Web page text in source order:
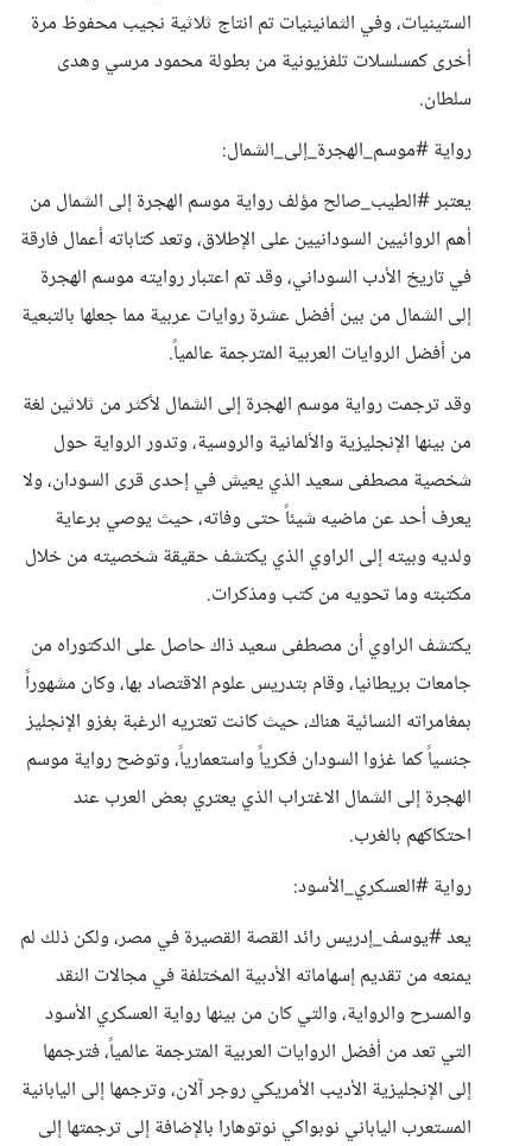
الستينيات، وفي الثمانينيات تم انتاج ثلاثية نجيب محفوظ مرة
أخرى كمسلسلات تلفزيونية من بطولة محمود مرسي وهدى
سلطان.
رواية #موسم_الهجرة_إلى_الشمال:
يعتبر #الطيب_صالح مؤلف رواية موسم الهجرة إلى الشمال من
أهم الروائيين السودانيين على الإطلاق، وتعد كتاباته أعمال فارقة
في تاريخ الأدب السوداني، وقد تم اعتبار روايته موسم الهجرة
إلى الشمال من بين أفضل عشرة روايات عربية مما جعلها بالتبعية
من أفضل الروايات العربية المترجمة عالمياً.
وقد ترجمت رواية موسم الهجرة إلى الشمال لأكثر من ثلاثين لغة
من بينها الإنجليزية والألمانية والروسية، وتدور الرواية حول
شخصية مصطفى سعيد الذي يعيش في إحدى قرى السودان، ولا
يعرف أحد عن ماضيه شيئاً حتى وفاته، حيث يوصي برعاية
ولديه وبيته إلى الراوي الذي يكتشف حقيقة شخصيته من خلال
مكتبته وما تحويه من كتب ومذكرات.
يكتشف الراوي أن مصطفى سعيد ذاك حاصل على الدكتوراه من
جامعات بريطانيا، وقام بتدريس علوم الاقتصاد بها، وكان مشهوراً
بمغامراته النسائية هناك، حيث كانت تعتريه الرغبة بغزو الإنجليز
جنسياً كما غزوا السودان فكرياً واستعمارياً، وتوضح رواية موسم
الهجرة إلى الشمال الاغتراب الذي يعتري بعض العرب عند
احتكاكهم بالغرب.
رواية #العسكري_الأسود:
يعد #يوسف_إدريس رائد القصة القصيرة في مصر، ولكن ذلك لم
يمنعه من تقديم إسهاماته الأدبية المختلفة في مجالات النقد
والمسرح والرواية، والتي كان من بينها رواية العسكري الأسود
التي تعد من أفضل الروايات العربية المترجمة عالمياً، فترجمها
إلى الإنجليزية الأديب الأمريكي روجر آلان، وترجمها إلى اليابانية
المستعرب الياباني نوبواكي نوتوهارا بالإضافة إلى ترجمتها إلى